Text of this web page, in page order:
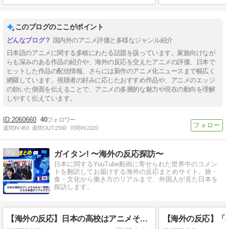
このブログのここがポイント
国内外のアニメ評価と多様なジャンル紹介
日本語のアニメに関する多岐にわたる話題を扱っています。家族向けなが
らも深みのある作品の紹介や、海外の反応を交えたアニメの評価、日本で
ヒットした作品の配信情報、さらには新作のアニメ化ニュースまで幅広く
網羅しています。視聴者の好みに応じたおすすめ作品や、アニメのエッジ
の効いた側面を伝えることで、アニメの多層的な魅力や現在の動向を理解
しやすく伝えています。
2060660 40
週間IN:450 週間OUT:2560 月間IN:2220
8 ガイタン! 〜海外の反応探訪〜
日本に関するYouTube動画に寄せられた世界中のコメン
トを翻訳してお届けする海外の反応まとめサイト。旅・
食・文化から働き方のリアルまで、外国人が見た日本を
探訪します。
【海外の反応】日本の高校はアニメそのもの？実際に通ってた人たちの本音がリアルすぎる